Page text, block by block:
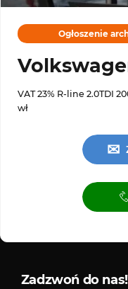
Ogłoszenie
VAT 23% R-line 2.0TDI
wł
✉
Zadzwoń do nas!